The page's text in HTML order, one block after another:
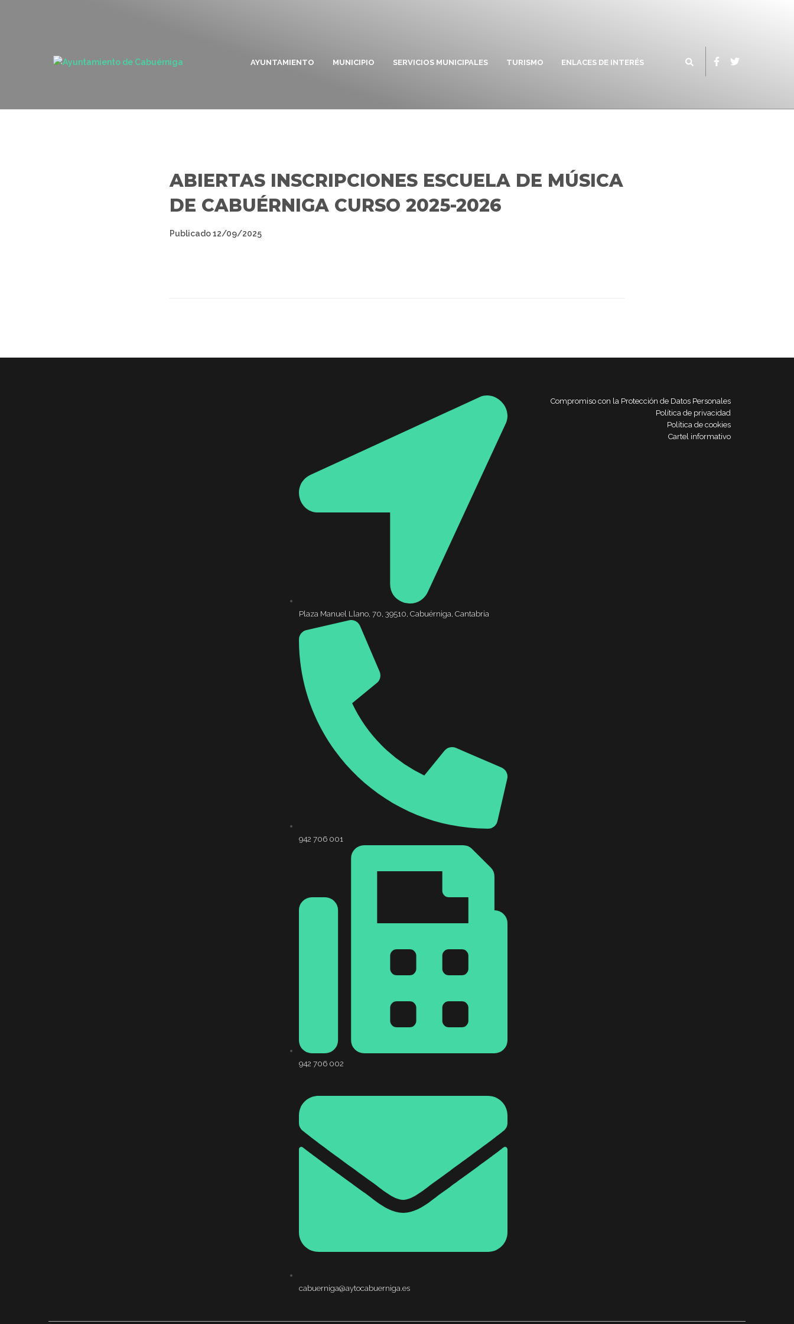
AYUNTAMIENTO MUNICIPIO SERVICIOS MUNICIPALES TURISMO ENLACES DE INTERÉS
ABIERTAS INSCRIPCIONES ESCUELA DE MÚSICA
DE CABUÉRNIGA CURSO 2025-2026
Publicado12/09/2025
Plaza Manuel Llano, 70, 39510, Cabuérniga, Cantabria
942 706 001
942 706 002
cabuerniga@aytocabuerniga.es
Compromiso con la Protección de Datos Personales
Política de privacidad
Política de cookies
Cartel informativo